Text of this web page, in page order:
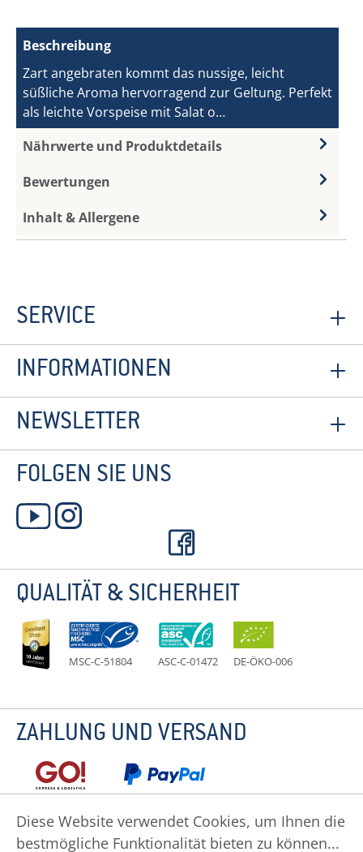
Beschreibung
Zart angebraten kommt das nussige, leicht
süßliche Aroma hervorragend zur Geltung. Perfekt
als leichte Vorspeise mit Salat o…
Nährwerte und Produktdetails
Bewertungen
Inhalt & Allergene
SERVICE
INFORMATIONEN
NEWSLETTER
FOLGEN SIE UNS
QUALITÄT & SICHERHEIT
MSC-C-51804 ASC-C-01472 DE-ÖKO-006
ZAHLUNG UND VERSAND
Datenschutz Impressum Widerruf
Diese Website verwendet Cookies, um Ihnen die
bestmögliche Funktionalität bieten zu können...